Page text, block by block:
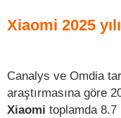
Xiaomi 2025
Canalys ve Omdia
araştırmasına göre
Xiaomi toplamda 8.7